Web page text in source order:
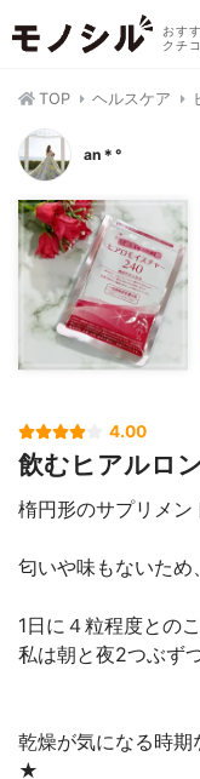
おす
クチ
TOP ヘルスケア
an＊°
4.00
飲むヒアルロ
楕円形のサプリメン
匂いや味もないた
1日に４粒程度との
私は朝と夜2つぶず
乾燥が気になる時
★